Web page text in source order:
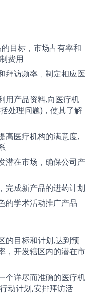
目标，市场占有率和
费用
拜访频率，制定相应医
用产品资料,向医疗机
处理问题)，使其了解
高医疗机构的满意度,
潜在市场，确保公司产
完成新产品的进药计划
的学术活动推广产品
的目标和计划,达到预
，开发辖区内的潜在市
个详尽而准确的医疗机
动计划,安排拜访活